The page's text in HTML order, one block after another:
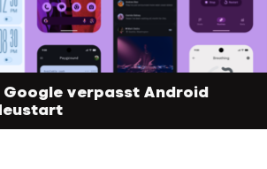
Google verpasst Android